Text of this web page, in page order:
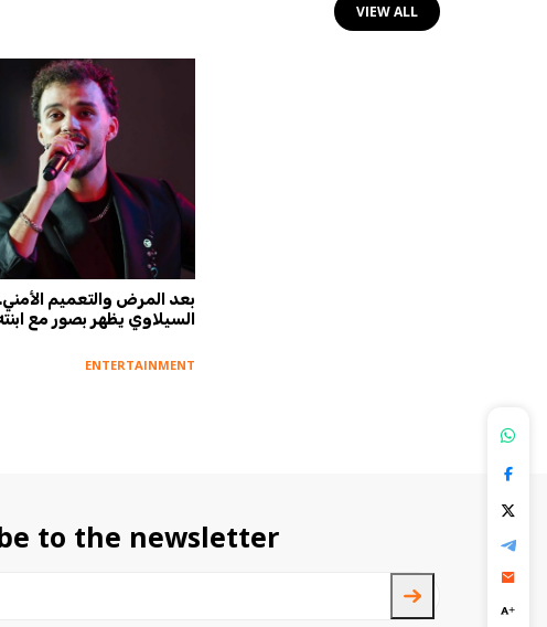
VIEW ALL
بعد المرض والتعميم
السيلاوي يظهر بصور مع
ENTERTAINMENT
to the newsletter